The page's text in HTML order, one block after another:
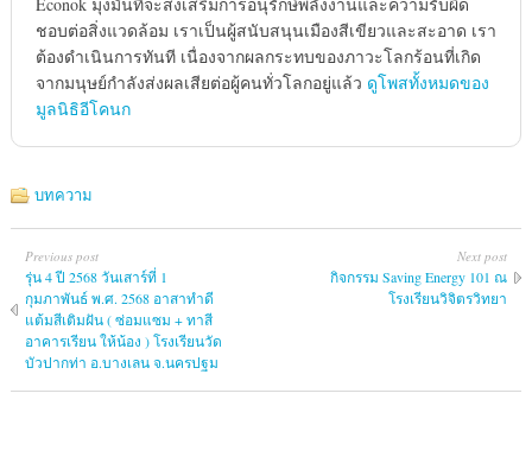
ชอบต่อสิ่งแวดล้อม เราเป็นผู้สนับสนุนเมืองสีเขียวและสะอาด เรา
ต้องดําเนินการทันที เนื่องจากผลกระทบของภาวะโลกร้อนที่เกิด
จากมนุษย์กําลังส่งผลเสียต่อผู้คนทั่วโลกอยู่แล้ว ดูโพสทั้งหมดของ
มูลนิธิอีโคนก
บทความ
Previous post
รุ่น 4 ปี 2568 วันเสาร์ที่ 1
กุมภาพันธ์ พ.ศ. 2568 อาสาทำดี
แต้มสีเติมฝัน ( ซ่อมแซม + ทาสี
อาคารเรียน ให้น้อง ) โรงเรียนวัด
บัวปากท่า อ.บางเลน จ.นครปฐม
Next post
กิจกรรม Saving Energy 101 ณ
โรงเรียนวิจิตรวิทยา